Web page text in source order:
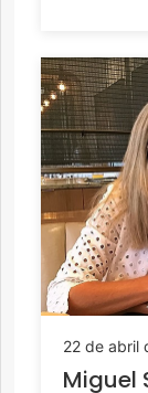
22 de abril
Miguel